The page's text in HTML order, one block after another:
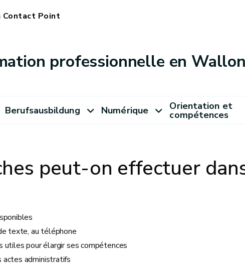
Contact Point
professionnelle en
Berufsausbildung Numérique Orientation et
compétences
peut-on effectuer
texte, au téléphone
utiles pour élargir ses compétences
actes administratifs